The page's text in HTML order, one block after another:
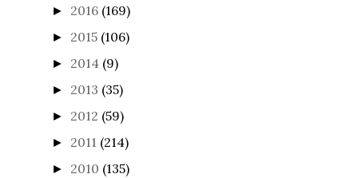
► 2016 (169)
► 2015 (106)
► 2014 (9)
► 2013 (35)
► 2012 (59)
► 2011 (214)
► 2010 (135)